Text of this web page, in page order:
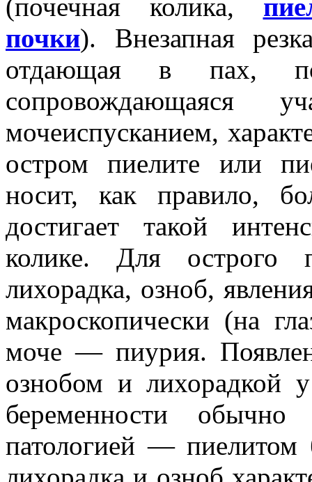
(почечная колика,
почки). Внезапная
отдающая в пах,
сопровождающаяся
мочеиспусканием,
остром пиелите или
носит, как правило,
достигает такой
колике. Для острого
лихорадка, озноб,
макроскопически (на
моче — пиурия.
ознобом и лихорадкой
беременности обычно
патологией — пиелитом